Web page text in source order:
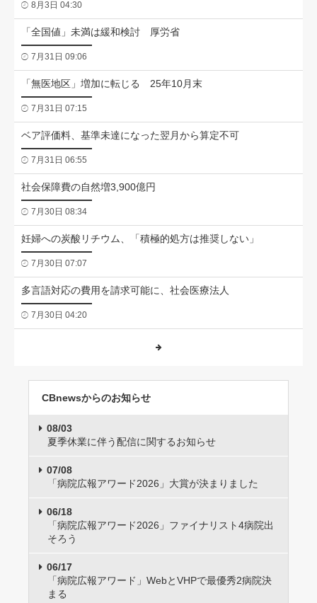
8月3日 04:30
「全国値」未満は緩和検討 厚労省
7月31日 09:06
「無医地区」増加に転じる 25年10月末
7月31日 07:15
ベア評価料、基準未達になった翌月から算定不可
7月31日 06:55
社会保障費の自然増3,900億円
7月30日 08:34
妊婦への炭酸リチウム、「積極的処方は推奨しない」
7月30日 07:07
多言語対応の費用を請求可能に、社会医療法人
7月30日 04:20
CBnewsからのお知らせ
08/03
夏季休業に伴う配信に関するお知らせ
07/08
「病院広報アワード2026」大賞が決まりました
06/18
「病院広報アワード2026」ファイナリスト4病院出
そろう
06/17
「病院広報アワード」WebとVHPで最優秀2病院決
まる